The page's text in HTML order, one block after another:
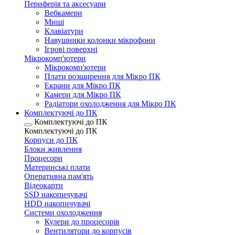
Периферія та аксесуари
Вебкамери
Миші
Клавіатури
Навушники колонки мікрофони
Ігрові поверхні
Мікрокомп'ютери
Мікрокомп'ютери
Плати розширення для Мікро ПК
Екрани для Мікро ПК
Камери для Мікро ПК
Радіатори охолодження для Мікро ПК
Комплектуючі до ПК
Комплектуючі до ПК
Комплектуючі до ПК
Корпуси до ПК
Блоки живлення
Процесори
Материнські плати
Оперативна пам'ять
Відеокарти
SSD накопичувачі
HDD накопичувачі
Системи охолодження
Кулери до процесорів
Вентилятори до корпусів